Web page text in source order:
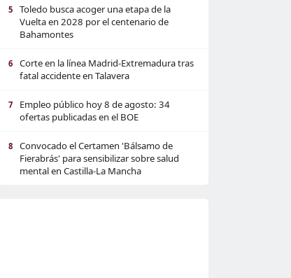
5
Toledo busca acoger una etapa de la
Vuelta en 2028 por el centenario de
Bahamontes
6
Corte en la línea Madrid-Extremadura tras
fatal accidente en Talavera
7
Empleo público hoy 8 de agosto: 34
ofertas publicadas en el BOE
8
Convocado el Certamen 'Bálsamo de
Fierabrás' para sensibilizar sobre salud
mental en Castilla-La Mancha